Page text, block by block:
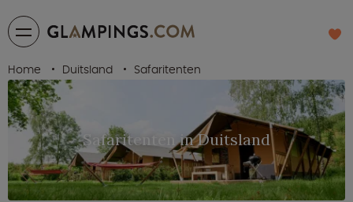
Home Duitsland Safaritenten
Safaritenten in Duitsland